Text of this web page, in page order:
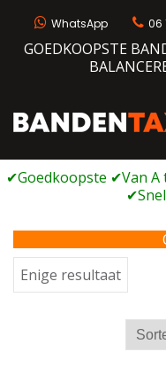
WhatsApp 06
GOEDKOOPSTE
Enige resultaat